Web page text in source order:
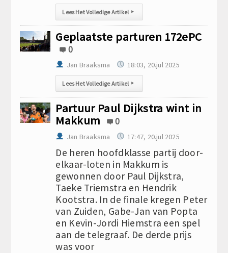
Lees Het Volledige Artikel ▸
Geplaatste parturen 172ePC
0
Jan Braaksma 18:03, 20.jul 2025
Lees Het Volledige Artikel ▸
Partuur Paul Dijkstra wint in
Makkum
0
Jan Braaksma 17:47, 20.jul 2025
De heren hoofdklasse partij door-
elkaar-loten in Makkum is
gewonnen door Paul Dijkstra,
Taeke Triemstra en Hendrik
Kootstra. In de finale kregen Peter
van Zuiden, Gabe-Jan van Popta
en Kevin-Jordi Hiemstra een spel
aan de telegraaf. De derde prijs
was voor